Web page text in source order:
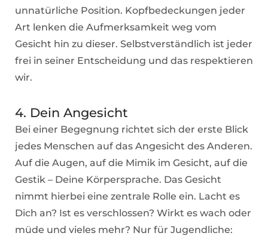
unnatürliche Position. Kopfbedeckungen jeder
Art lenken die Aufmerksamkeit weg vom
Gesicht hin zu dieser. Selbstverständlich ist jeder
frei in seiner Entscheidung und das respektieren
wir.
4. Dein Angesicht
Bei einer Begegnung richtet sich der erste Blick
jedes Menschen auf das Angesicht des Anderen.
Auf die Augen, auf die Mimik im Gesicht, auf die
Gestik – Deine Körpersprache. Das Gesicht
nimmt hierbei eine zentrale Rolle ein. Lacht es
Dich an? Ist es verschlossen? Wirkt es wach oder
müde und vieles mehr? Nur für Jugendliche: